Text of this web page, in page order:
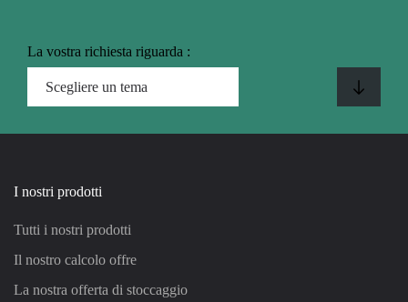
La vostra richiesta riguarda :
I nostri prodotti
Tutti i nostri prodotti
Il nostro calcolo offre
La nostra offerta di stoccaggio